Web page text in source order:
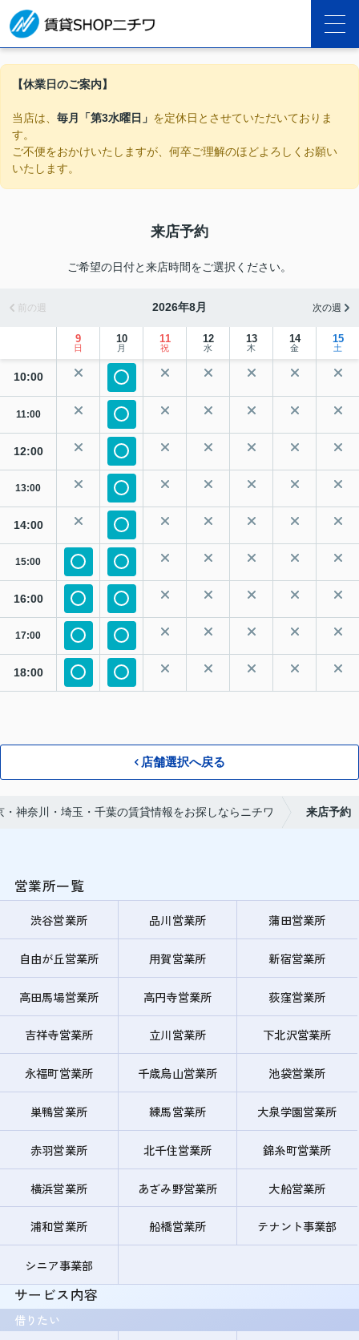
【休業日のご案内】
当店は、 毎月「第3水曜日」 を定休日とさせていただいておりま
す。
ご不便をおかけいたしますが、何卒ご理解のほどよろしくお願い
いたします。
来店予約
ご希望の日付と来店時間をご選択ください。
前の週 2026年8月 次の週
9
日
10
月
11
祝
12
水
13
木
14
金
15
土
10:00
11:00
12:00
13:00
14:00
15:00
16:00
17:00
18:00
店舗選択へ戻る
・神奈川・埼玉・千葉の賃貸情報をお探しならニチワ 来店予約
営業所一覧
渋谷営業所 品川営業所 蒲田営業所
自由が丘営業所 用賀営業所 新宿営業所
高田馬場営業所 高円寺営業所 荻窪営業所
吉祥寺営業所 立川営業所 下北沢営業所
永福町営業所 千歳烏山営業所 池袋営業所
巣鴨営業所 練馬営業所 大泉学園営業所
赤羽営業所 北千住営業所 錦糸町営業所
横浜営業所 あざみ野営業所 大船営業所
浦和営業所 船橋営業所 テナント事業部
シニア事業部
サービス内容
借りたい